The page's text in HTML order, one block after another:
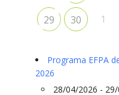
29 30 1
Programa EFPA
2026
28/04/2026 -